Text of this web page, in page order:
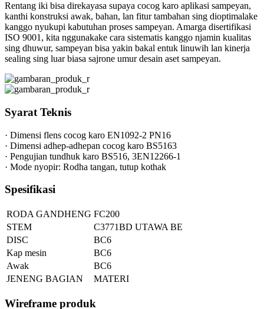
Rentang iki bisa direkayasa supaya cocog karo aplikasi sampeyan,
kanthi konstruksi awak, bahan, lan fitur tambahan sing dioptimalake
kanggo nyukupi kabutuhan proses sampeyan. Amarga disertifikasi
ISO 9001, kita nggunakake cara sistematis kanggo njamin kualitas
sing dhuwur, sampeyan bisa yakin bakal entuk linuwih lan kinerja
sealing sing luar biasa sajrone umur desain aset sampeyan.
Syarat Teknis
· Dimensi flens cocog karo EN1092-2 PN16
· Dimensi adhep-adhepan cocog karo BS5163
· Pengujian tundhuk karo BS516, 3EN12266-1
· Mode nyopir: Rodha tangan, tutup kothak
Spesifikasi
RODA GANDHENG FC200
STEM
C3771BD UTAWA BE
DISC
BC6
Kap mesin
BC6
Awak
BC6
JENENG BAGIAN
MATERI
Wireframe produk